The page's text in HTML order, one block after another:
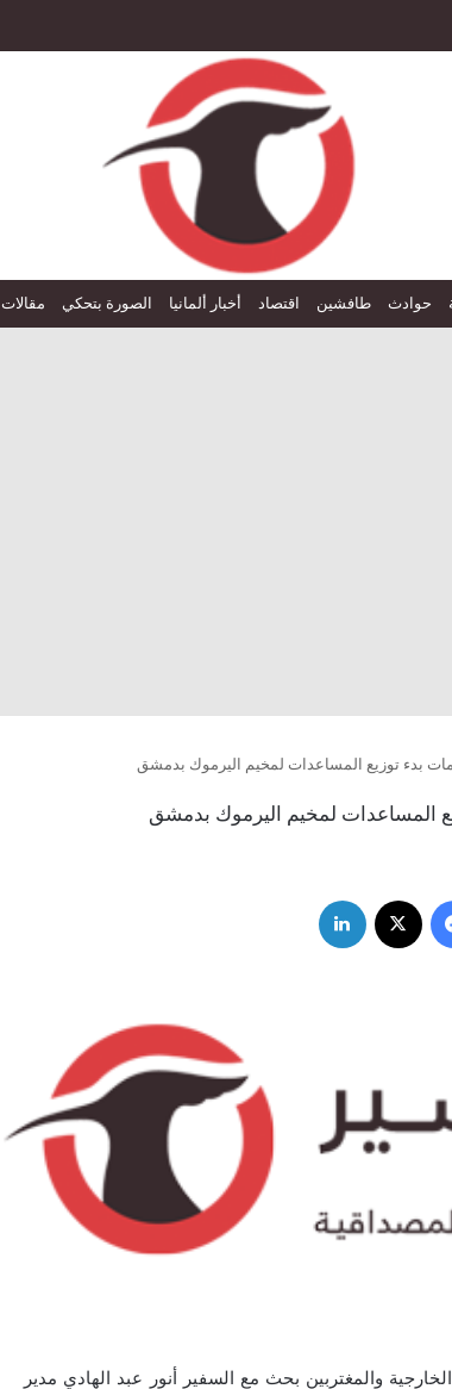
حوادث طافشين اقتصاد أخبار ألمانيا الصورة بتحكي مقالات
بدء توزيع المساعدات لمخيم اليرموك بدمشق
المساعدات لمخيم اليرموك بدمشق
فيسبوك
والمغتربين بحث مع السفير أنور عبد الهادي مدير